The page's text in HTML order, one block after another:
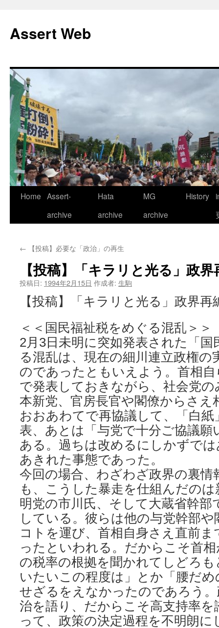
テ
ン
ス
キ
ッ
プ
Assert Web
Home Assert-
archive
Hata
archive
MG
archive
History
← 【投稿】必要な「政治」の再生
【投稿】「キラリと光る」政
投稿日: 1994年2月15日 作成者: 生駒
【投稿】「キラリと光る」政界再
＜＜国民福祉税をめぐる混乱＞＞
2月3日未明に突如発表された「国
る混乱は、現在の細川連立政権の
のであったともいえよう。首相
で発表しておきながら、社会党
本新党、官房長官や閣僚からさえ
おおあわてで再協議して、「白
表、あとは「与党で十分ご協議
ある。過ちは改めるにしかずで
あきれた事態であった。
今回の場合、わざわざ政界の裏
も、こうした暴走を仕組んだの
明党の市川氏、そして大蔵省幹部
している。彼らは他の与党幹部
コトを運び、首相自身さえ直前
ったといわれる。だからこそ首
の税率の根拠を聞かれてしどろ
いたいこの程度は」とか「腰だ
せざるをえなかったのであろう
治を語り、だからこそ高支持率
って、政策の決定過程を不明朗に